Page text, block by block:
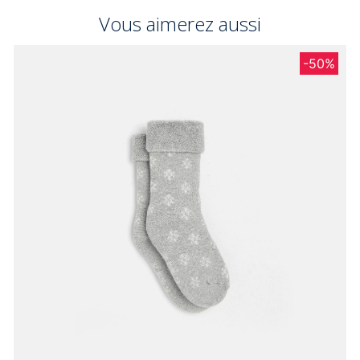
Vous aimerez aussi
-50%